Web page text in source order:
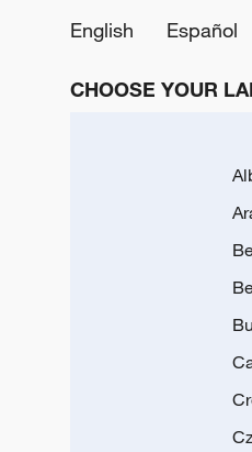
English
Español
CHOOSE YOUR